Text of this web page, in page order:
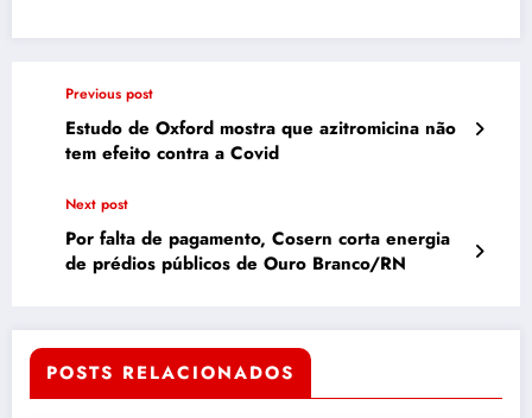
Previous post
Estudo de Oxford mostra que azitromicina não
tem efeito contra a Covid
Next post
Por falta de pagamento, Cosern corta energia
de prédios públicos de Ouro Branco/RN
POSTS RELACIONADOS